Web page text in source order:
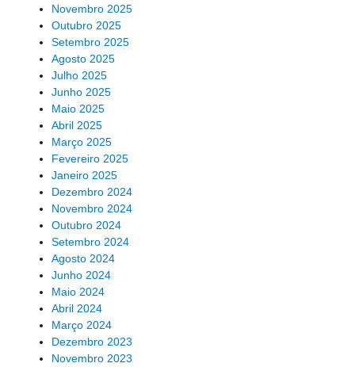
Novembro 2025
Outubro 2025
Setembro 2025
Agosto 2025
Julho 2025
Junho 2025
Maio 2025
Abril 2025
Março 2025
Fevereiro 2025
Janeiro 2025
Dezembro 2024
Novembro 2024
Outubro 2024
Setembro 2024
Agosto 2024
Junho 2024
Maio 2024
Abril 2024
Março 2024
Dezembro 2023
Novembro 2023